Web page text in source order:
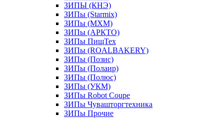
ЗИПЫ (КНЭ)
ЗИПы (Starmix)
ЗИПы (МХМ)
ЗИПы (АРКТО)
ЗИПы ПищТех
ЗИПы (ROALBAKERY)
ЗИПы (Позис)
ЗИПы (Полаир)
ЗИПы (Полюс)
ЗИПы (УКМ)
ЗИПы Robot Coupe
ЗИПы Чувашторгтехника
ЗИПы Прочие